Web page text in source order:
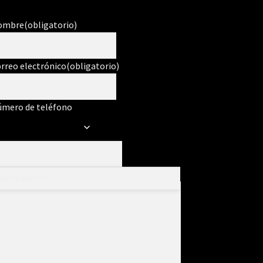
(obligatorio)
electrónico(obligatorio)
de teléfono